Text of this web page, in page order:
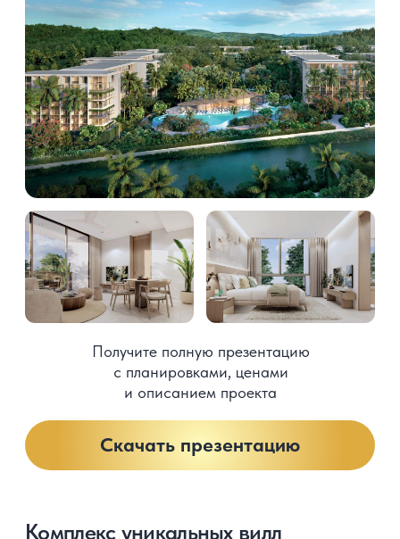
Скачать презентацию
Получите полную презентацию
с планировками, ценами
и описанием проекта
Преимущества
работы с Thailand
Villa Center
Согласовываем